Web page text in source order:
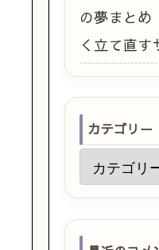
の夢まとめ
く立て直す
カテゴリー